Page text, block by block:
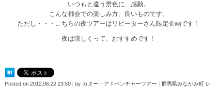
いつもと違う景色に、感動。
こんな都会での楽しみ方、良いものです。
ただし・・・こちらの夜ツアーはリピーターさん限定企画です！
夜は涼しくって、おすすめです！
Posted on 2012.06.22 23:50 | by カヌー・アドベンチャーツアー | 群馬県みなかみ町 レ